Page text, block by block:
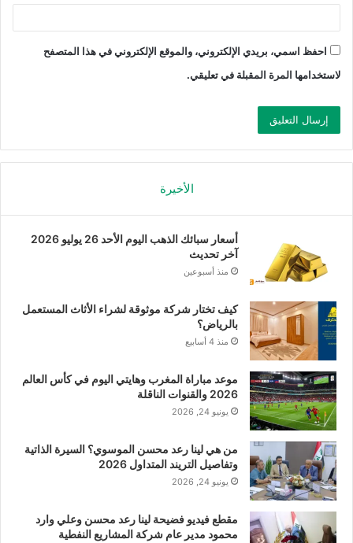
احفظ اسمي، بريدي الإلكتروني، والموقع الإلكتروني في هذا المتصفح
لاستخدامها المرة المقبلة في تعليقي.
الأخيرة
أسعار سبائك الذهب اليوم الأحد 26 يوليو 2026
آخر تحديث
منذ أسبوعين
كيف تختار شركة موثوقة لشراء الأثاث المستعمل
بالرياض؟
منذ 4 أسابيع
موعد مباراة المغرب وهايتي اليوم في كأس العالم
2026 والقنوات الناقلة
يونيو 24, 2026
من هي لينا رعد محسن الموسوي؟ السيرة الذاتية
وتفاصيل التريند المتداول 2026
يونيو 24, 2026
مقطع فيديو فضيحة لينا رعد محسن وعلي وارد
محمود مدير عام شركة المشاريع النفطية